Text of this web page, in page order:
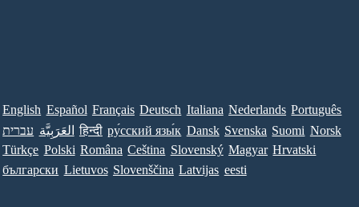
English Español Français Deutsch Italiana Nederlands Português
עברית العَرَبِيَّة हिन्दी ру́сский язы́к Dansk Svenska Suomi Norsk
Türkçe Polski Româna Ceština Slovenský Magyar Hrvatski
български Lietuvos Slovenščina Latvijas eesti